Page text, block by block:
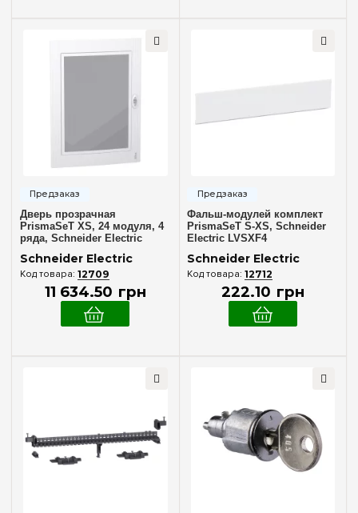
Дверь прозрачная
PrismaSeT XS, 24 модуля, 4
ряда, Schneider Electric
LVSXDT424
Schneider Electric
12709
11 634.50 грн
Фальш-модулей комплект
PrismaSeT S-XS, Schneider
Electric LVSXF4
Schneider Electric
12712
222.10 грн